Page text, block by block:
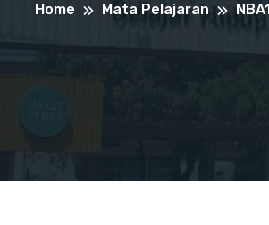
Home Mata Pelajaran